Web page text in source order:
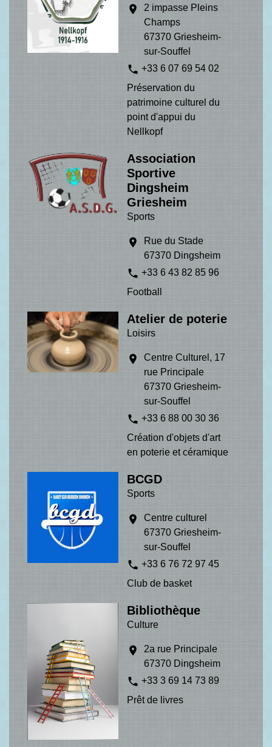
location_on
2 impasse Pleins
Champs
67370 Griesheim-
sur-Souffel
phone +33 6 07 69 54 02
Préservation du
patrimoine culturel du
point d'appui du
Nellkopf
Association
Sportive
Dingsheim
Griesheim
Sports
location_on
Rue du Stade
67370 Dingsheim
phone +33 6 43 82 85 96
Football
Atelier de poterie
Loisirs
location_on
Centre Culturel, 17
rue Principale
67370 Griesheim-
sur-Souffel
phone +33 6 88 00 30 36
Création d'objets d'art
en poterie et céramique
BCGD
Sports
location_on
Centre culturel
67370 Griesheim-
sur-Souffel
phone +33 6 76 72 97 45
Club de basket
Bibliothèque
Culture
location_on
2a rue Principale
67370 Dingsheim
phone +33 3 69 14 73 89
Prêt de livres